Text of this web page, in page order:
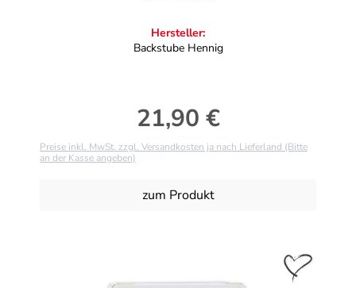
Hersteller:
Backstube Hennig
Regulärer Preis:
21,90 €
Preise inkl. MwSt. zzgl. Versandkosten ja nach Lieferland (Bitte
an der Kasse angeben)
zum Produkt